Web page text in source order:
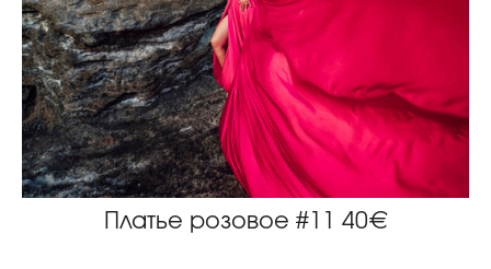
Платье розовое #11 40€